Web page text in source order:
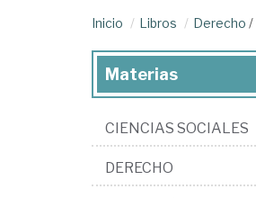
Inicio Libros Derecho /
Materias
CIENCIAS SOCIALES
DERECHO